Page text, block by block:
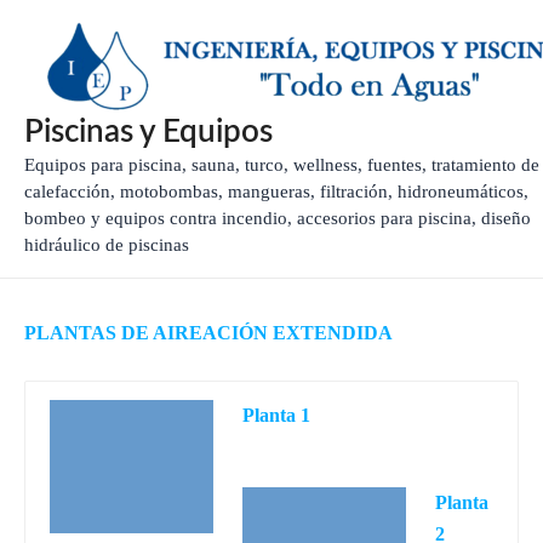
contenido
Piscinas y Equipos
Equipos para piscina, sauna, turco, wellness, fuentes, tratamiento de
calefacción, motobombas, mangueras, filtración, hidroneumáticos,
bombeo y equipos contra incendio, accesorios para piscina, diseño
hidráulico de piscinas
PLANTAS DE AIREACIÓN EXTENDIDA
Planta 1
Planta
2